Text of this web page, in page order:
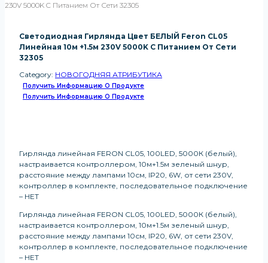
230V 5000K C Питанием От Сети 32305
Светодиодная Гирлянда Цвет БЕЛЫЙ Feron CL05
Линейная 10м +1.5м 230V 5000K C Питанием От Сети
32305
Category: НОВОГОДНЯЯ АТРИБУТИКА
Получить Информацию О Продукте
Получить Информацию О Продукте
Гирлянда линейная FERON CL05, 100LED, 5000К (белый),
настраивается контроллером, 10м+1.5м зеленый шнур,
расстояние между лампами 10см, IP20, 6W, от сети 230V,
контроллер в комплекте, последовательное подключение
– НЕТ
Гирлянда линейная FERON CL05, 100LED, 5000К (белый),
настраивается контроллером, 10м+1.5м зеленый шнур,
расстояние между лампами 10см, IP20, 6W, от сети 230V,
контроллер в комплекте, последовательное подключение
– НЕТ